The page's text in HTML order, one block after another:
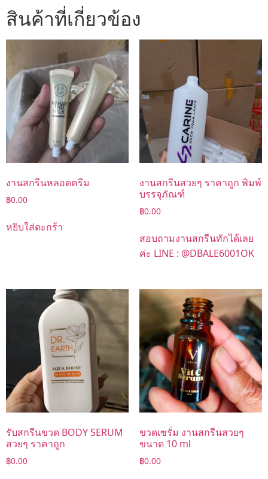
สินค้าที่เกี่ยวข้อง
งานสกรีนหลอดครีม
฿0.00
หยิบใส่ตะกร้า
งานสกรีนสวยๆ ราคาถูก พิมพ์
บรรจุภัณฑ์
฿0.00
สอบถามงานสกรีนทักได้เลย
ค่ะ LINE : @DBALE6001OK
รับสกรีนขวด BODY SERUM
สวยๆ ราคาถูก
฿0.00
ขวดเซรั่ม งานสกรีนสวยๆ
ขนาด 10 ml
฿0.00